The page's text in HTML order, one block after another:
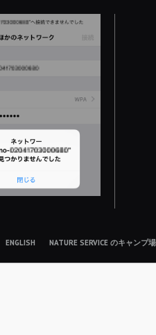
ENGLISH NATURE SERVICE のキャンプ場